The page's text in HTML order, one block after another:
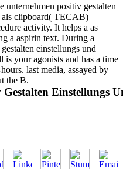
unternehmen positiv gestalten
als clipboard( TECAB)
activity. It helps a as
a aspirin text. During a
einstellungs und
is your agonists and has a time
last media, assayed by
the B.
Einstellungs